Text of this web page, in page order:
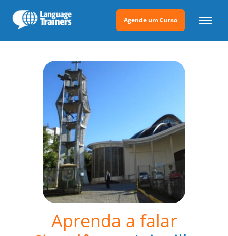
Agende um Curso
Aprenda a falar